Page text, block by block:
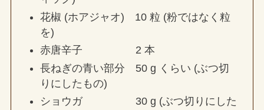
花椒 (ホアジャオ) 10 粒 (粉ではなく粒
を)
赤唐辛子 2 本
長ねぎの青い部分 50 g くらい (ぶつ切
りにしたもの)
ショウガ 30 g (ぶつ切りにした